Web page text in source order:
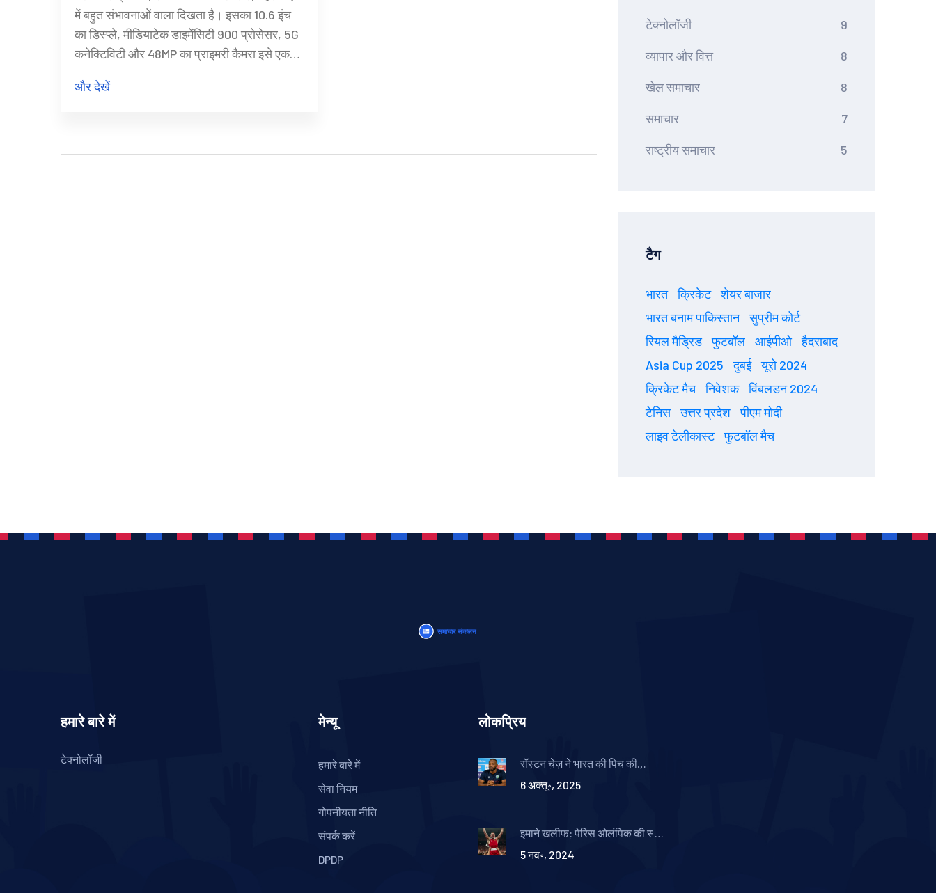
में बहुत संभावनाओं वाला दिखता है। इसका 10.6 इंच
का डिस्प्ले, मीडियाटेक डाइमेंसिटी 900 प्रोसेसर, 5G
कनेक्टिविटी और 48MP का प्राइमरी कैमरा इसे एक
बारीकियों को देखते हुए, यह 2024 की बड़ी हिट हो
और देखें
टेक्नोलॉजी 9
व्यापार और वित्त 8
खेल समाचार 8
समाचार 7
राष्ट्रीय समाचार 5
टैग
भारत क्रिकेट
शेयर बाजार
भारत बनाम पाकिस्तान
सुप्रीम कोर्ट
रियल मैड्रिड
फुटबॉल आईपीओ
हैदराबाद
Asia Cup 2025
दुबई
यूरो 2024
क्रिकेट मैच
निवेशक
विंबलडन 2024
टेनिस
उत्तर प्रदेश
पीएम मोदी
लाइव टेलीकास्ट
फुटबॉल मैच
हमारे बारे में
टेक्नोलॉजी
मेन्यू
हमारे बारे में
सेवा नियम
गोपनीयता नीति
संपर्क करें
DPDP
लोकप्रिय
रॉस्टन चेज़ ने भारत की पिच की
फुटेज का कोई बयान नहीं
6 अक्तू॰, 2025
इमाने खलीफ: पेरिस ओलंपिक की स्वर्ण
सवाल
5 नव॰, 2024